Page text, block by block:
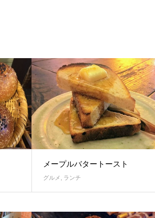
メープルバタートースト
グルメ , ランチ